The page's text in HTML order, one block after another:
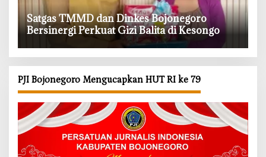
‎Satgas TMMD dan Dinkes Bojonegoro
Bersinergi Perkuat Gizi Balita di Kesongo
PJI Bojonegoro Mengucapkan HUT RI ke 79